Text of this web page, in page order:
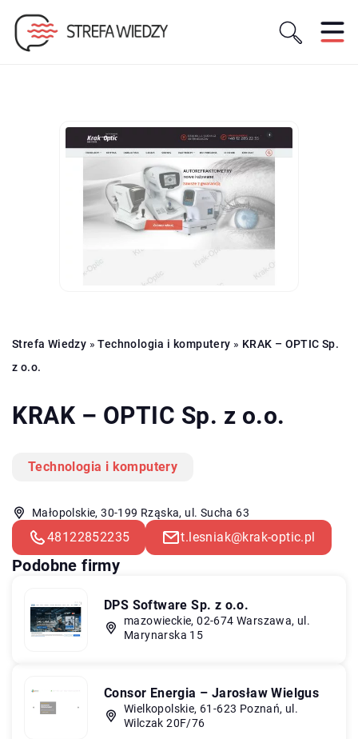
Strefa Wiedzy »Technologia i komputery » KRAK – OPTIC Sp.
z o.o.
KRAK – OPTIC Sp. z o.o.
Technologia i komputery
Małopolskie, 30-199 Rząska, ul. Sucha 63
48122852235 t.lesniak@krak-optic.pl
Podobne firmy
DPS Software Sp. z o.o.
mazowieckie, 02-674 Warszawa, ul.
Marynarska 15
Consor Energia – Jarosław Wielgus
Wielkopolskie, 61-623 Poznań, ul.
Wilczak 20F/76